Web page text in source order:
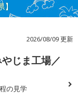
2026/08/09 更新
じま工場／
の見学